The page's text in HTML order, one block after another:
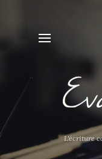
L'écriture